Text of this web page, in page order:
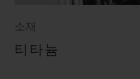
소재
티타늄